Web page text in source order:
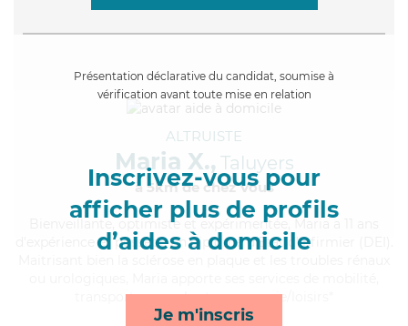
Présentation déclarative du candidat, soumise à
vérification avant toute mise en relation
Inscrivez-vous pour
afficher plus de profils
d’aides à domicile
Je m'inscris
ALTRUISTE
Maria X., Taluyers
à 5km de chez Vous
, optimiste et expérimentée, Maria a 11 ans
d'expérience et possède un diplôme d'Etat d'infirmier (DEI).
transports, rappels et compagnie/loisirs*